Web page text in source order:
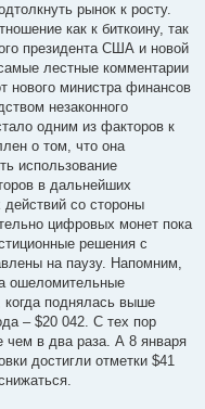
рынок к росту.
как к биткоину, так
президента США и новой
лестные комментарии
нового министра финансов
незаконного
одним из факторов к
о том, что она
использование
в дальнейших
со стороны
цифровых монет пока
решения с
на паузу. Напомним,
ошеломительные
когда поднялась выше
– $20 042. С тех пор
чем в два раза. А 8 января
достигли отметки $41